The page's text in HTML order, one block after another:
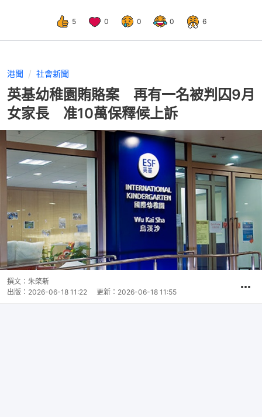
5 0 0 0 6
港聞 社會新聞
英基幼稚園賄賂案 再有一名被判囚9月
女家長 准10萬保釋候上訴
撰文： 朱棨新
出版： 2026-06-18 11:22 更新： 2026-06-18 11:55